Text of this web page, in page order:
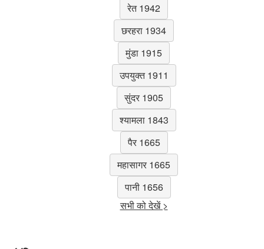
रेत 1942
छरहरा 1934
मुंडा 1915
उपयुक्त 1911
सुंदर 1905
श्यामला 1843
पैर 1665
महासागर 1665
पानी 1656
सभी को देखें >